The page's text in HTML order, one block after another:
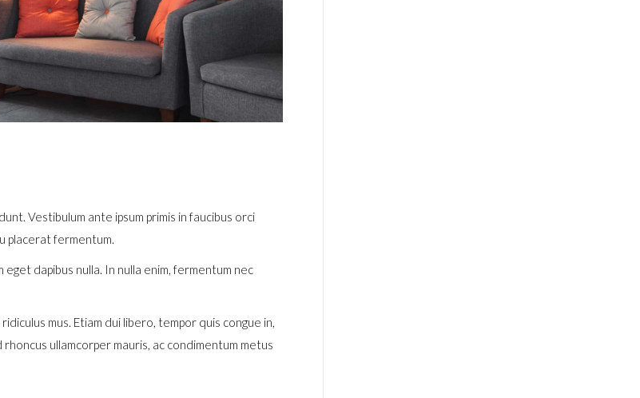
Vestibulum ante ipsum primis in faucibus orci
placerat fermentum.
dapibus nulla. In nulla enim, fermentum nec
mus. Etiam dui libero, tempor quis congue in,
ullamcorper mauris, ac condimentum metus